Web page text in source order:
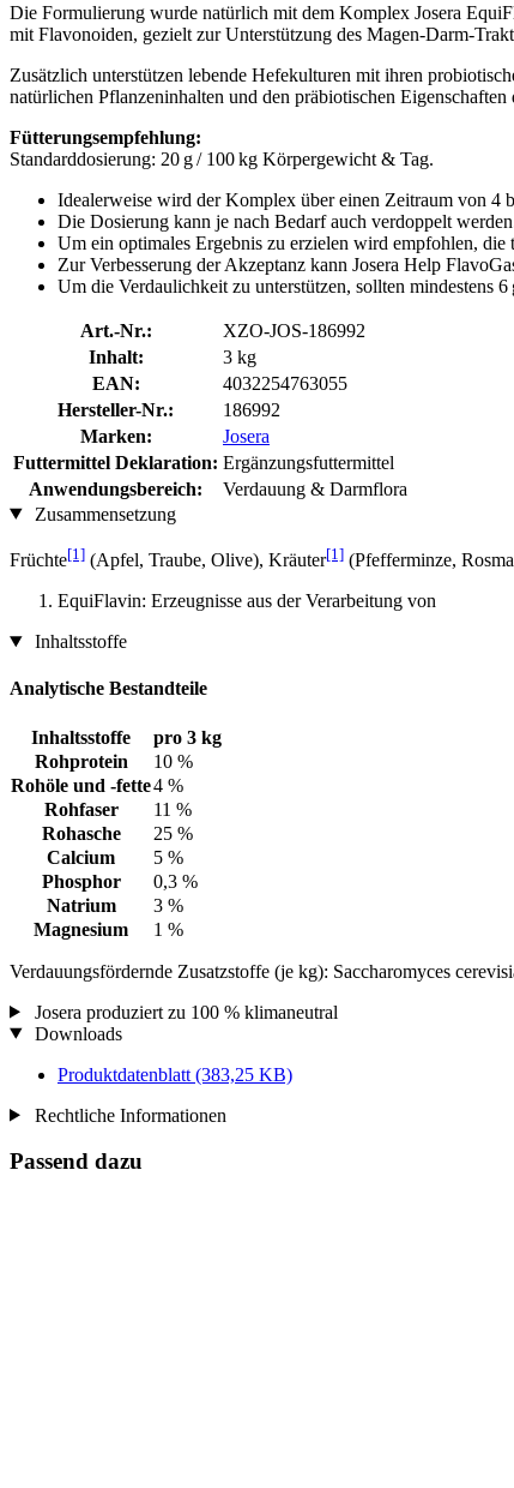
Die Formulierung wurde natürlich mit dem Komplex Josera
mit Flavonoiden, gezielt zur Unterstützung des Magen-Darm-
Zusätzlich unterstützen lebende Hefekulturen mit ihren
natürlichen Pflanzeninhalten und den präbiotischen Eigenschaften
Fütterungsempfehlung:
Standarddosierung: 20 g / 100 kg Körpergewicht & Tag.
Idealerweise wird der Komplex über einen Zeitraum von 4
Die Dosierung kann je nach Bedarf auch verdoppelt
Um ein optimales Ergebnis zu erzielen wird empfohlen,
Zur Verbesserung der Akzeptanz kann Josera Help
Um die Verdaulichkeit zu unterstützen, sollten mindestens
Art.-Nr.:
XZO-JOS-186992
Inhalt:
3 kg
EAN:
4032254763055
Hersteller-Nr.:
186992
Marken:
Josera
Futtermittel Deklaration: Ergänzungsfuttermittel
Anwendungsbereich:
Verdauung & Darmflora
Zusammensetzung
Früchte[1] (Apfel, Traube, Olive), Kräuter[1] (Pfefferminze,
EquiFlavin: Erzeugnisse aus der Verarbeitung von
Inhaltsstoffe
Analytische Bestandteile
Inhaltsstoffe
pro 3 kg
Rohprotein
10 %
Rohöle und -fette4 %
Rohfaser
11 %
Rohasche
25 %
Calcium
5 %
Phosphor
0,3 %
Natrium
3 %
Magnesium
1 %
Verdauungsfördernde Zusatzstoffe (je kg): Saccharomyces
Josera produziert zu 100 % klimaneutral
Downloads
Produktdatenblatt (383,25 KB)
Rechtliche Informationen
Passend dazu